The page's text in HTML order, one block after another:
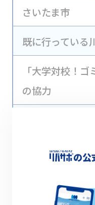
さいたま市
既に行っている
「大学対校！
の協力
の公